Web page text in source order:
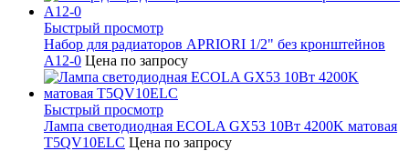
Быстрый просмотр
Набор для радиаторов APRIORI 1/2" без кронштейнов
A12-0 Цена по запросу
Быстрый просмотр
Лампа светодиодная ECOLA GX53 10Вт 4200K матовая
T5QV10ELC Цена по запросу